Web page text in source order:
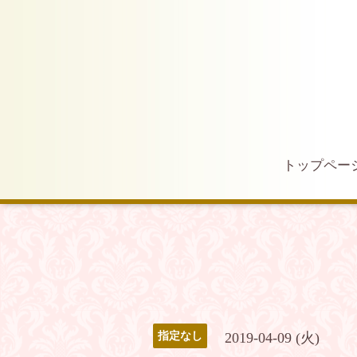
トップペー
指定なし 2019-04-09 (火)